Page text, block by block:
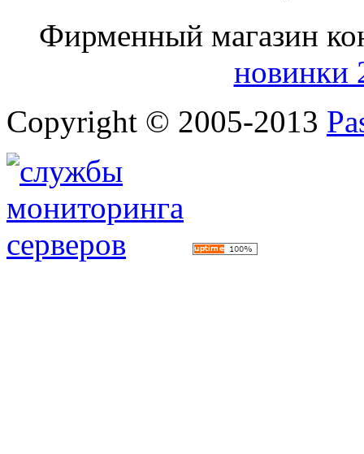
Фирменный магазин
новинки
Copyright © 2005-2013